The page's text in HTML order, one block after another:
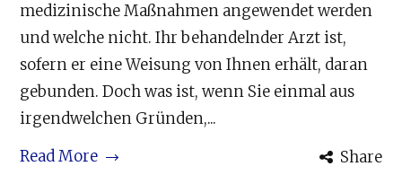
medizinische Maßnahmen angewendet werden
und welche nicht. Ihr behandelnder Arzt ist,
sofern er eine Weisung von Ihnen erhält, daran
gebunden. Doch was ist, wenn Sie einmal aus
irgendwelchen Gründen,...
Read More
Share